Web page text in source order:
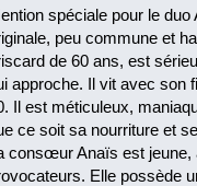
spéciale pour le
peu commune et
de 60 ans, est
approche. Il vit avec son
Il est méticuleux,
ce soit sa nourriture et
consœur Anaïs est jeune,
Elle possède